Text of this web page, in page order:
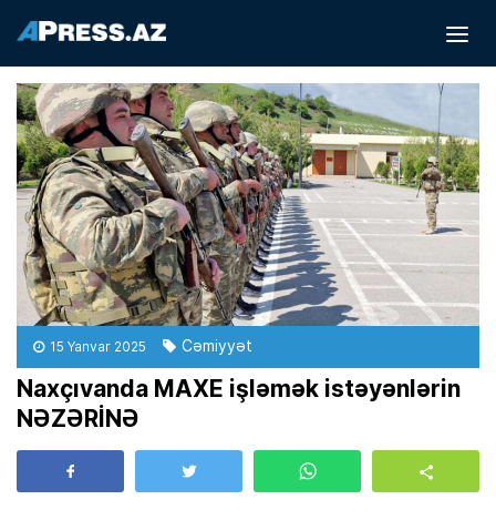
15 Yanvar 2025 Cəmiyyət
Naxçıvanda MAXE işləmək istəyənlərin
NƏZƏRİNƏ